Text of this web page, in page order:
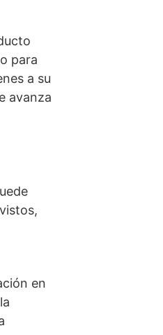
para
a su
avanza
en